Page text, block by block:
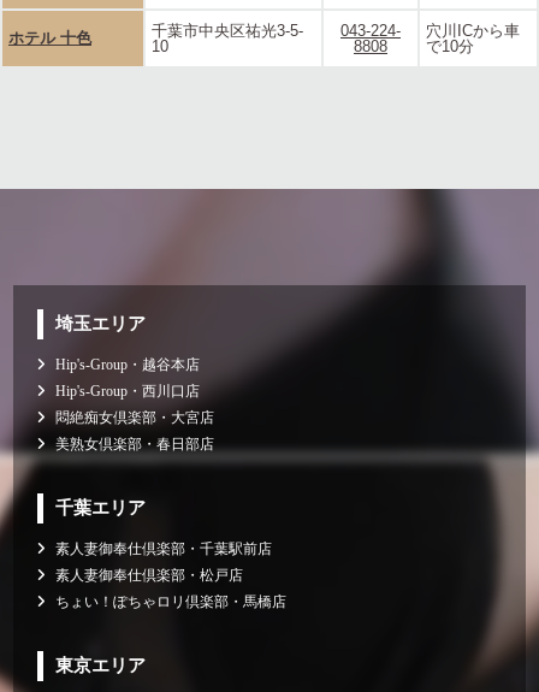
ホテル 十色
千葉市中央区祐光3-5-
10
043-224-
8808
穴川ICから車
で10分
埼玉エリア
Hip's-Group・越谷本店
Hip's-Group・西川口店
悶絶痴女倶楽部・大宮店
美熟女倶楽部・春日部店
千葉エリア
素人妻御奉仕倶楽部・千葉駅前店
素人妻御奉仕倶楽部・松戸店
ちょい！ぽちゃロリ倶楽部・馬橋店
東京エリア